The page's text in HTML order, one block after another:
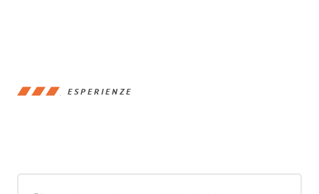
ESPERIENZE